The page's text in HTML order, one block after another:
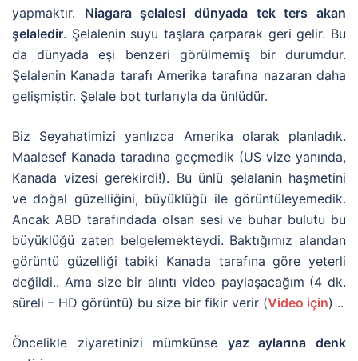
yapmaktır. Niagara şelalesi dünyada tek ters akan
şelaledir. Şelalenin suyu taşlara çarparak geri gelir. Bu
da dünyada eşi benzeri görülmemiş bir durumdur.
Şelalenin Kanada tarafı Amerika tarafına nazaran daha
gelişmiştir. Şelale bot turlarıyla da ünlüdür.
Biz Seyahatimizi yanlızca Amerika olarak planladık.
Maalesef Kanada taradına geçmedik (US vize yanında,
Kanada vizesi gerekirdi!). Bu ünlü şelalanin haşmetini
ve doğal güzelliğini, büyüklüğü ile görüntüleyemedik.
Ancak ABD tarafındada olsan sesi ve buhar bulutu bu
büyüklüğü zaten belgelemekteydi. Baktığımız alandan
görüntü güzelliği tabiki Kanada tarafına göre yeterli
değildi.. Ama size bir alıntı video paylaşacağım (4 dk.
süreli – HD görüntü) bu size bir fikir verir (Video için) ..
Öncelikle ziyaretinizi mümkünse yaz aylarına denk